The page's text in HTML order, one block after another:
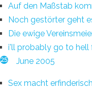
Auf den Maßstab
Noch gestörter geht
Die ewige
i'll probably go to hell
25 June 2005
Sex macht erfinderisch